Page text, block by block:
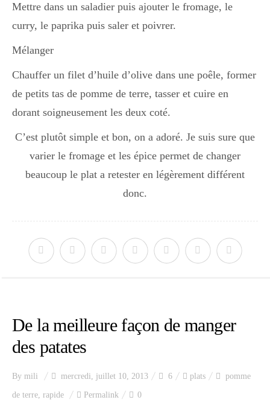
apéro
Halloween
Japon
Boulette
Mettre dans un saladier puis ajouter le fromage, le
curry, le paprika puis saler et poivrer.
Mélanger
Chauffer un filet d’huile d’olive dans une poêle, former
de petits tas de pomme de terre, tasser et cuire en
dorant soigneusement les deux coté.
C’est plutôt simple et bon, on a adoré. Je suis sure que
varier le fromage et les épice permet de changer
beaucoup le plat a retester en légèrement différent
donc.
De la meilleure façon de manger
des patates
By mili mercredi, juillet 10, 2013 6 plats pomme
de terre, rapide Permalink 0